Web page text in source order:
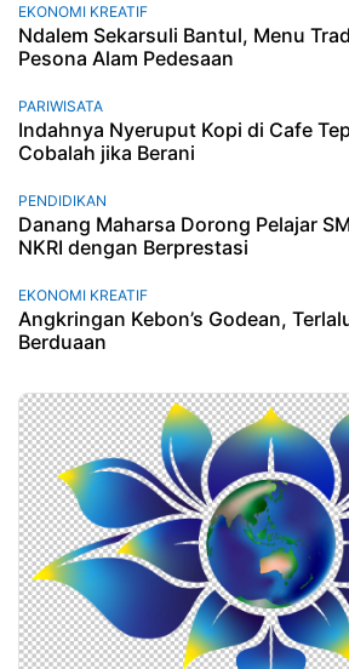
EKONOMI KREATIF
Ndalem Sekarsuli Bantul, Menu
Pesona Alam Pedesaan
PARIWISATA
Indahnya Nyeruput Kopi di Cafe
Cobalah jika Berani
PENDIDIKAN
Danang Maharsa Dorong Pelajar
NKRI dengan Berprestasi
EKONOMI KREATIF
Angkringan Kebon’s Godean,
Berduaan